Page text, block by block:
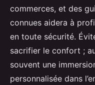
commerces, et des
connues aidera à
en toute sécurité.
sacrifier le confort ;
souvent une
personnalisée dans